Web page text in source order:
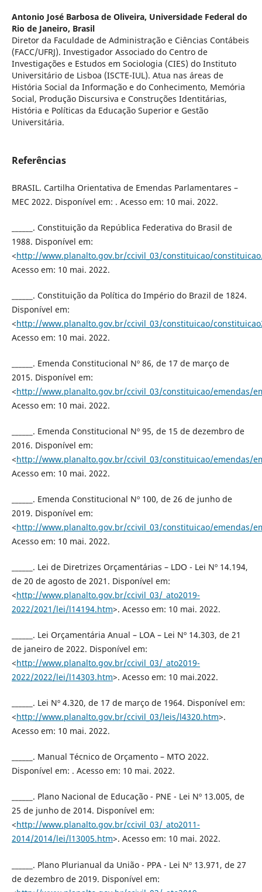
Antonio José Barbosa de Oliveira, Universidade Federal do
Rio de Janeiro, Brasil
Diretor da Faculdade de Administração e Ciências Contábeis
(FACC/UFRJ). Investigador Associado do Centro de
Investigações e Estudos em Sociologia (CIES) do Instituto
Universitário de Lisboa (ISCTE-IUL). Atua nas áreas de
História Social da Informação e do Conhecimento, Memória
Social, Produção Discursiva e Construções Identitárias,
História e Políticas da Educação Superior e Gestão
Universitária.
Referências
BRASIL. Cartilha Orientativa de Emendas Parlamentares –
MEC 2022. Disponível em: . Acesso em: 10 mai. 2022.
______. Constituição da República Federativa do Brasil de
1988. Disponível em:
<http://www.planalto.gov.br/ccivil_03/constituicao/
Acesso em: 10 mai. 2022.
______. Constituição da Política do Império do Brazil de 1824.
Disponível em:
<http://www.planalto.gov.br/ccivil_03/constituicao/
Acesso em: 10 mai. 2022.
______. Emenda Constitucional Nº 86, de 17 de março de
2015. Disponível em:
<http://www.planalto.gov.br/ccivil_03/constituicao/emendas/
Acesso em: 10 mai. 2022.
______. Emenda Constitucional Nº 95, de 15 de dezembro de
2016. Disponível em:
<http://www.planalto.gov.br/ccivil_03/constituicao/emendas/
Acesso em: 10 mai. 2022.
______. Emenda Constitucional Nº 100, de 26 de junho de
2019. Disponível em:
<http://www.planalto.gov.br/ccivil_03/constituicao/emendas/
Acesso em: 10 mai. 2022.
______. Lei de Diretrizes Orçamentárias – LDO - Lei Nº 14.194,
de 20 de agosto de 2021. Disponível em:
<http://www.planalto.gov.br/ccivil_03/_ato2019-
2022/2021/lei/l14194.htm>. Acesso em: 10 mai. 2022.
______. Lei Orçamentária Anual – LOA – Lei Nº 14.303, de 21
de janeiro de 2022. Disponível em:
<http://www.planalto.gov.br/ccivil_03/_ato2019-
2022/2022/lei/l14303.htm>. Acesso em: 10 mai.2022.
______. Lei Nº 4.320, de 17 de março de 1964. Disponível em:
<http://www.planalto.gov.br/ccivil_03/leis/l4320.htm>.
Acesso em: 10 mai. 2022.
______. Manual Técnico de Orçamento – MTO 2022.
Disponível em: . Acesso em: 10 mai. 2022.
______. Plano Nacional de Educação - PNE - Lei Nº 13.005, de
25 de junho de 2014. Disponível em:
<http://www.planalto.gov.br/ccivil_03/_ato2011-
2014/2014/lei/l13005.htm>. Acesso em: 10 mai. 2022.
______. Plano Plurianual da União - PPA - Lei Nº 13.971, de 27
de dezembro de 2019. Disponível em: